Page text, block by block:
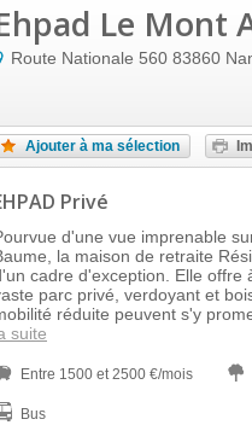
Le Mont
Route Nationale 560 83860
Ajouter à ma sélection
Privé
d'une vue imprenable
la maison de retraite
cadre d'exception. Elle offre
parc privé, verdoyant et
réduite peuvent s'y
suite
Entre 1500 et 2500 €/mois
Bus